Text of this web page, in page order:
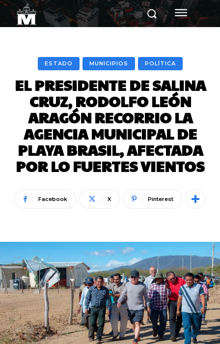
ESTADO MUNICIPIOS POLÍTICA
EL PRESIDENTE DE SALINA
CRUZ, RODOLFO LEÓN
ARAGÓN RECORRIO LA
AGENCIA MUNICIPAL DE
PLAYA BRASIL, AFECTADA
POR LO FUERTES VIENTOS
Facebook X Pinterest